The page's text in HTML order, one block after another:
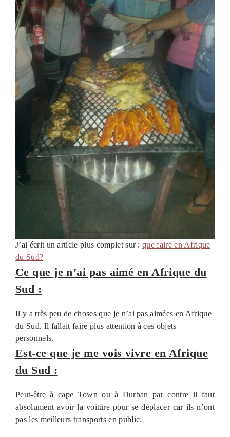
J’ai écrit un article plus complet sur :que faire en Afrique
du Sud?
Ce que je n’ai pas aimé en Afrique du
Sud :
Il y a très peu de choses que je n’ai pas aimées en Afrique
du Sud. Il fallait faire plus attention à ces objets
personnels.
Est-ce que je me vois vivre en Afrique
du Sud :
Peut-être à cape Town ou à Durban par contre il faut
absolument avoir la voiture pour se déplacer car ils n’ont
pas les meilleurs transports en public.